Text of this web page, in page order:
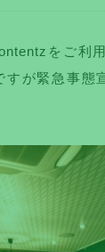
をご利
すが緊急事